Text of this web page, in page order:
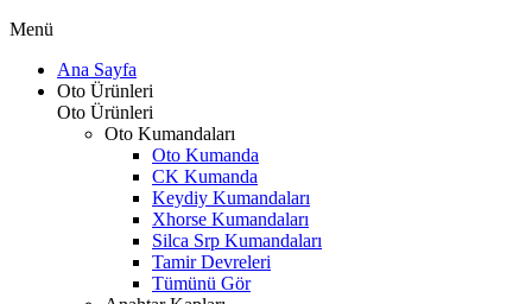
Menü
Ana Sayfa
Oto Ürünleri
Oto Ürünleri
Oto Kumandaları
Oto Kumanda
CK Kumanda
Keydiy Kumandaları
Xhorse Kumandaları
Silca Srp Kumandaları
Tamir Devreleri
Tümünü Gör